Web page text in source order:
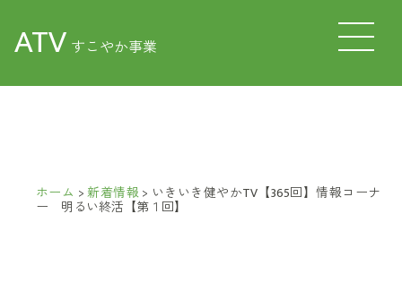
ATV すこやか事業
ホーム >新着情報> いきいき健やかTV【365回】情報コーナ
ー 明るい終活【第１回】